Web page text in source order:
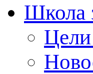
Школа
Цели